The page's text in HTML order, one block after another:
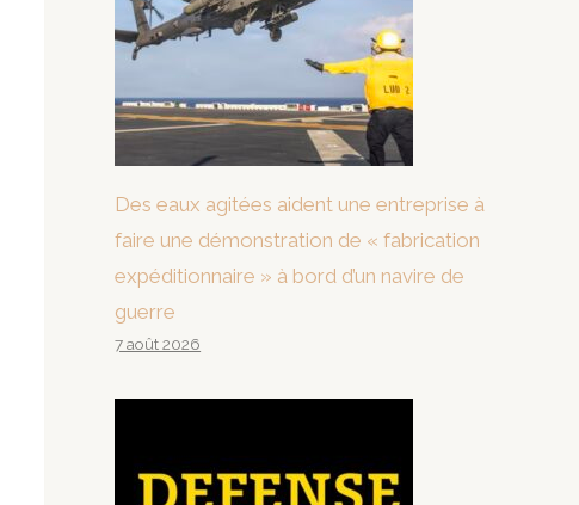
Des eaux agitées aident une entreprise à
faire une démonstration de « fabrication
expéditionnaire » à bord d’un navire de
guerre
7 août 2026